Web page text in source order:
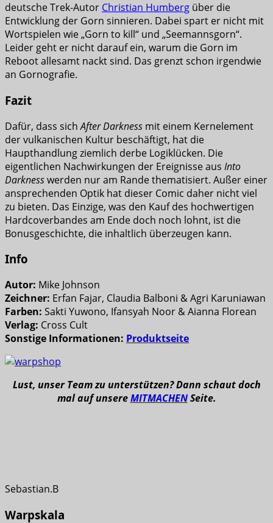
deutsche Trek-Autor Christian Humberg über die
Entwicklung der Gorn sinnieren. Dabei spart er nicht mit
Wortspielen wie „Gorn to kill“ und „Seemannsgorn“.
Leider geht er nicht darauf ein, warum die Gorn im
Reboot allesamt nackt sind. Das grenzt schon irgendwie
an Gornografie.
Fazit
Dafür, dass sichAfter Darkness mit einem Kernelement
der vulkanischen Kultur beschäftigt, hat die
Haupthandlung ziemlich derbe Logiklücken. Die
eigentlichen Nachwirkungen der Ereignisse aus Into
Darknesswerden nur am Rande thematisiert. Außer einer
ansprechenden Optik hat dieser Comic daher nicht viel
zu bieten. Das Einzige, was den Kauf des hochwertigen
Hardcoverbandes am Ende doch noch lohnt, ist die
Bonusgeschichte, die inhaltlich überzeugen kann.
Info
Autor: Mike Johnson
Zeichner: Erfan Fajar, Claudia Balboni & Agri Karuniawan
Farben: Sakti Yuwono, Ifansyah Noor & Aianna Florean
Verlag: Cross Cult
Sonstige Informationen: Produktseite
Lust, unser Team zu unterstützen? Dann schaut doch
mal auf unsereMITMACHENSeite.
Sebastian.B
Warpskala